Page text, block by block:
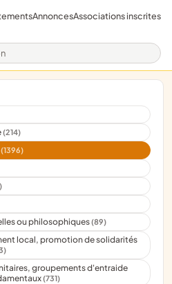
AnnoncesAssociations inscrites
(214)
(1396)
ou philosophiques(89)
local, promotion de solidarités
groupements d'entraide
(731)